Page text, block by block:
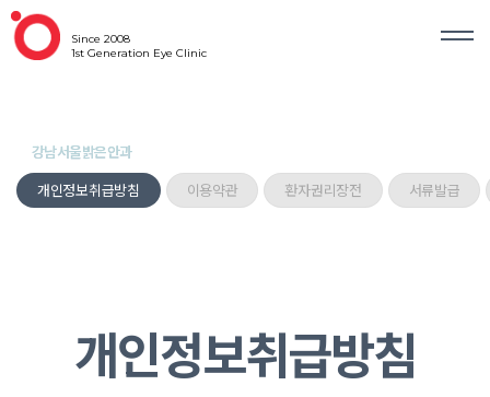
Since 2008
1st Generation Eye Clinic
강남서울밝은안과
개인정보취급방침 이용약관 환자권리장전 서류발급
개인정보취급방침